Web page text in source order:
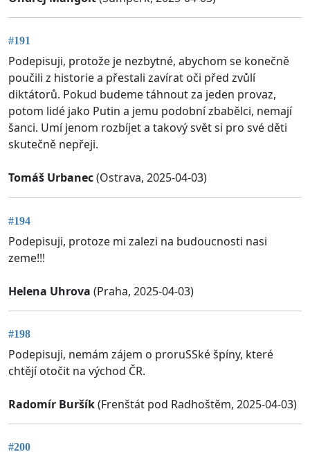
#191
Podepisuji, protože je nezbytné, abychom se konečně
poučili z historie a přestali zavírat oči před zvůlí
diktátorů. Pokud budeme táhnout za jeden provaz,
potom lidé jako Putin a jemu podobní zbabělci, nemají
šanci. Umí jenom rozbíjet a takový svět si pro své děti
skutečně nepřeji.
Tomáš Urbanec(Ostrava, 2025-04-03)
#194
Podepisuji, protoze mi zalezi na budoucnosti nasi
zeme!!!
Helena Uhrova (Praha, 2025-04-03)
#198
Podepisuji, nemám zájem o proruSSké špíny, které
chtějí otočit na východ ČR.
Radomír Buršík(Frenštát pod Radhoštěm, 2025-04-03)
#200